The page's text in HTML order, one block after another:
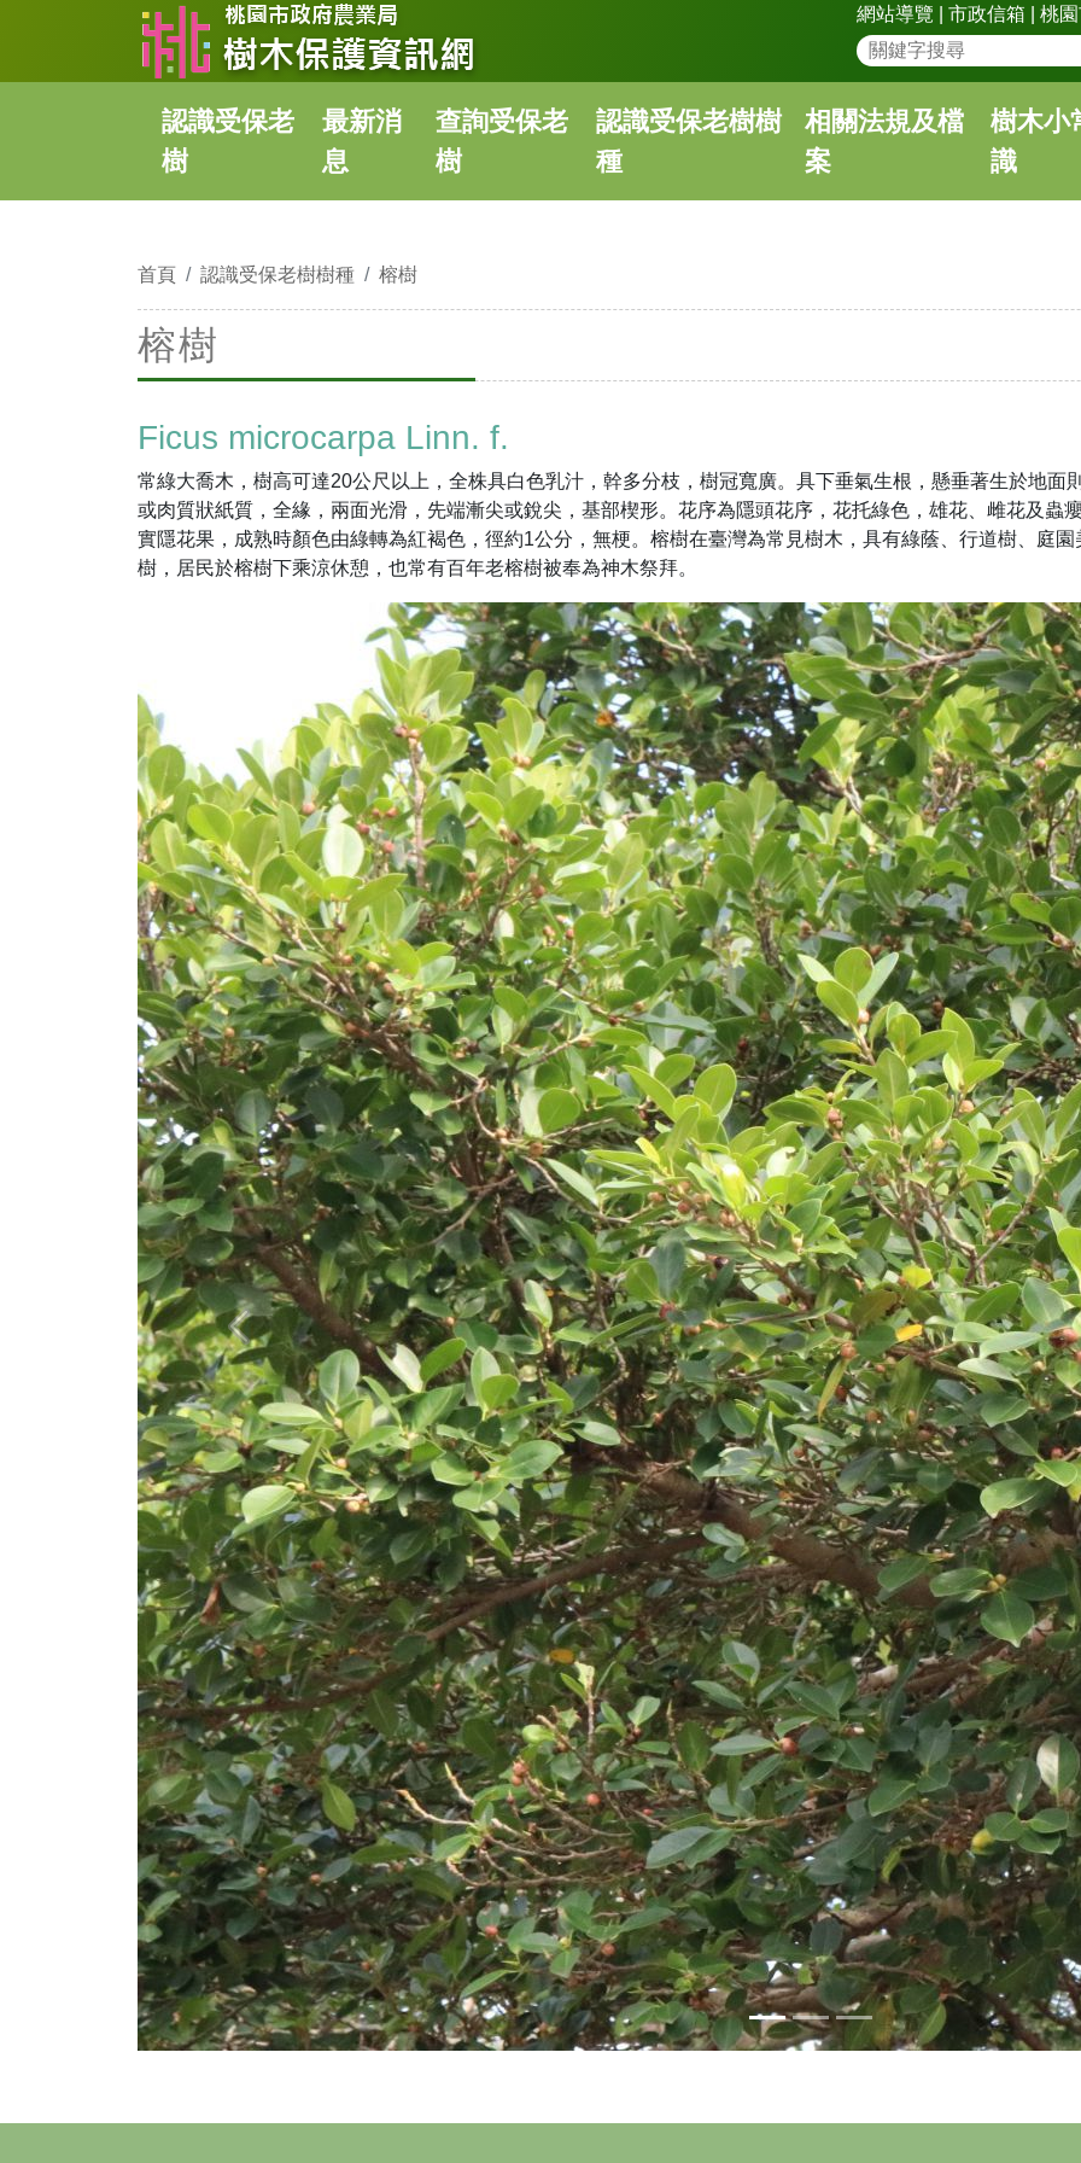
網站導覽 市政信箱 桃
認識受保老
樹
最新消
息
查詢受保老
樹
認識受保老樹樹
種
相關法規及檔
案
樹木小
識
首頁 認識受保老樹樹種 榕樹
榕樹
Ficus microcarpa Linn. f.
常綠大喬木，樹高可達20公尺以上，全株具白色乳汁，幹多分枝，樹冠寬廣。具下垂氣生根，懸垂著生於地面
或肉質狀紙質，全緣，兩面光滑，先端漸尖或銳尖，基部楔形。花序為隱頭花序，花托綠色，雄花、雌花及蟲
實隱花果，成熟時顏色由綠轉為紅褐色，徑約1公分，無梗。榕樹在臺灣為常見樹木，具有綠蔭、行道樹、庭
樹，居民於榕樹下乘涼休憩，也常有百年老榕樹被奉為神木祭拜。
Previous